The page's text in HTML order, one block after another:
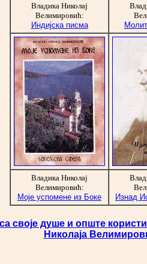
Владика Николај
Велимировић:
Индијска писма
Владика Николај
Велимировић:
Моје успомене из Боке
Изнад
своје душе и опште
Николаја